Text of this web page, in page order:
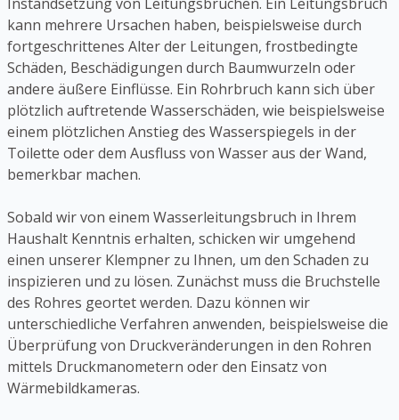
kann mehrere Ursachen haben, beispielsweise durch
fortgeschrittenes Alter der Leitungen, frostbedingte
Schäden, Beschädigungen durch Baumwurzeln oder
andere äußere Einflüsse. Ein Rohrbruch kann sich über
plötzlich auftretende Wasserschäden, wie beispielsweise
einem plötzlichen Anstieg des Wasserspiegels in der
Toilette oder dem Ausfluss von Wasser aus der Wand,
bemerkbar machen.
Sobald wir von einem Wasserleitungsbruch in Ihrem
Haushalt Kenntnis erhalten, schicken wir umgehend
einen unserer Klempner zu Ihnen, um den Schaden zu
inspizieren und zu lösen. Zunächst muss die Bruchstelle
des Rohres geortet werden. Dazu können wir
unterschiedliche Verfahren anwenden, beispielsweise die
Überprüfung von Druckveränderungen in den Rohren
mittels Druckmanometern oder den Einsatz von
Wärmebildkameras.